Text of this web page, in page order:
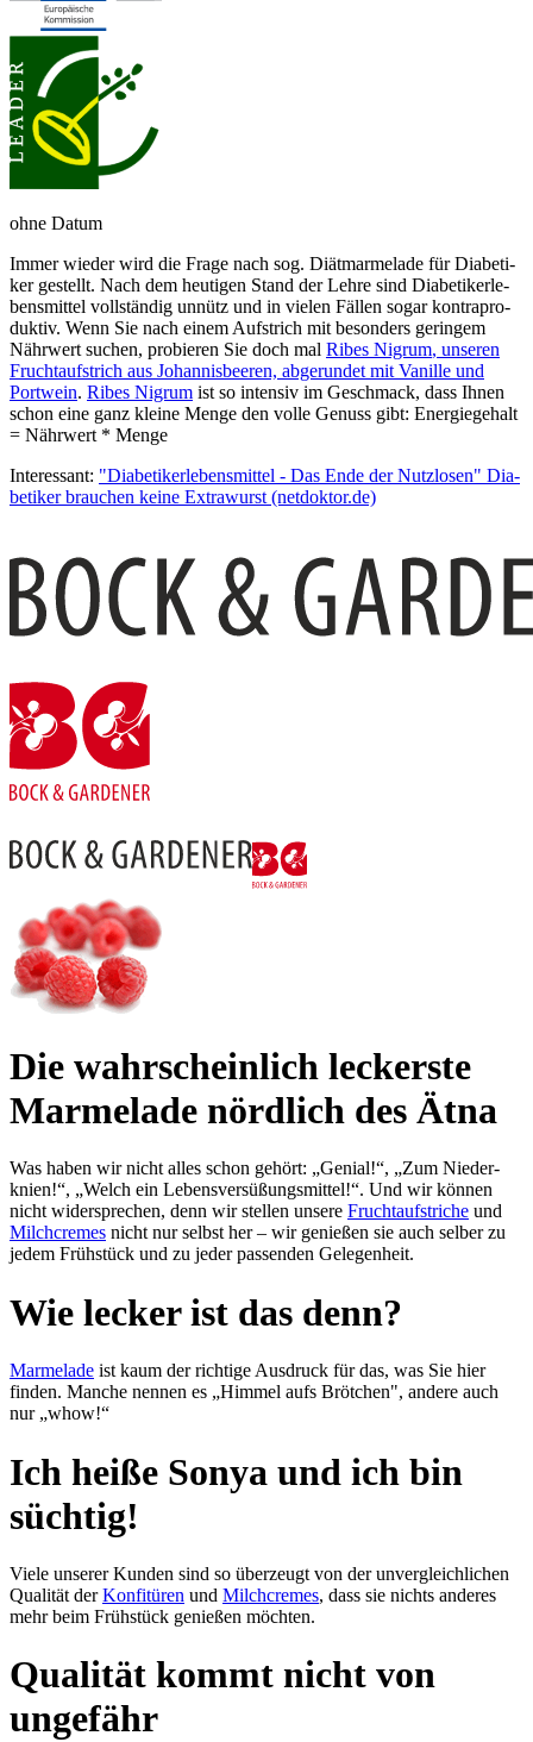
ohne Datum
Immer wieder wird die Fra­ge nach sog. Diät­mar­me­la­de für Dia­be­ti­
ker ge­stellt. Nach dem heu­ti­gen Stand der Leh­re sind Dia­be­ti­ker­le­
bens­mit­tel voll­stän­dig un­nütz und in vie­len Fäl­len so­gar kon­tra­pro­
duk­tiv. Wenn Sie nach einem Auf­strich mit be­son­ders ge­rin­gem
Nähr­wert su­chen, pr­obier­en Sie doch mal Ribes Nigrum, un­se­ren
Frucht­auf­strich aus Jo­han­nisbeer­en, ab­ge­run­det mit Va­nille und
Port­wein. Ribes Nigrum ist so in­ten­siv im Ge­schmack, dass Ihnen
schon eine ganz kleine Menge den volle Genuss gibt: Energiegehalt
= Nähr­wert * Menge
Interessant: "Dia­be­ti­ker­lebens­mit­tel - Das En­de der Nutz­lo­sen" Dia­
be­ti­ker brau­chen kei­ne Extra­wurst (netdoktor.de)
Die wahr­schein­lich leckerste
Marmelade nördlich des Ätna
Was haben wir nicht alles schon gehört: „Genial!“, „Zum Nieder­
knien!“, „Welch ein Lebens­ver­süßungs­mit­tel!“. Und wir kön­nen
nicht wider­sprechen, denn wir stel­len un­se­re Frucht­auf­stri­che und
Milch­cremes nicht nur selbst her – wir ge­nießen sie auch selber zu
jedem Früh­stück und zu je­der pas­sen­den Ge­le­gen­heit.
Wie lecker ist das denn?
Marmelade ist kaum der rich­ti­ge Aus­druck für das, was Sie hier
finden. Man­che nen­nen es „Himmel aufs Bröt­chen", an­de­re auch
nur „whow!“
Ich heiße Sonya und ich bin
süchtig!
Viele unserer Kunden sind so über­zeugt von der un­ver­gleich­lichen
Qualität derKon­fi­türen und Milchcremes, dass sie nichts an­de­res
mehr beim Früh­stück ge­nießen möch­ten.
Qualität kommt nicht von
ungefähr